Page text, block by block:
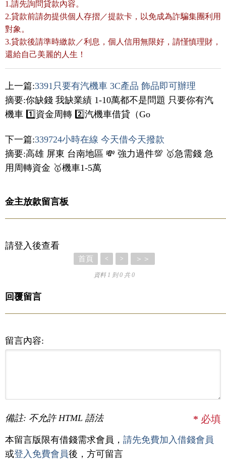
1.請先詢問貸款內容。
2.貸款前請勿提供個人存摺／提款卡，以免成為詐騙集團利用
對象。
3.貸款後請準時繳款／利息，個人信用無限好，請慬慎理財，
還給自己美麗的人生！
上一篇:3391只要有汽機車 3C產品 飾品即可辦理
摘要:你缺錢 我缺業績 1-10萬都不是問題 只要你有汽
機車 1️⃣資金周轉 2️⃣汽機車借貸（Go
下一篇:339724小時在線 今天借今天撥款
摘要:高雄 屏東 台南地區 💸 強力過件💯 🥇急需錢 急
用周轉資金 🥇機車1-5萬
金主放款留言板
請登入後查看
首頁 < > ＞＞
資料 1 到 0 共 0
回覆留言
留言內容:
備註: 不允許 HTML 語法 * 必填
本留言版限有借錢需求會員， 請先免費加入借錢會員
或登入免費會員後，方可留言